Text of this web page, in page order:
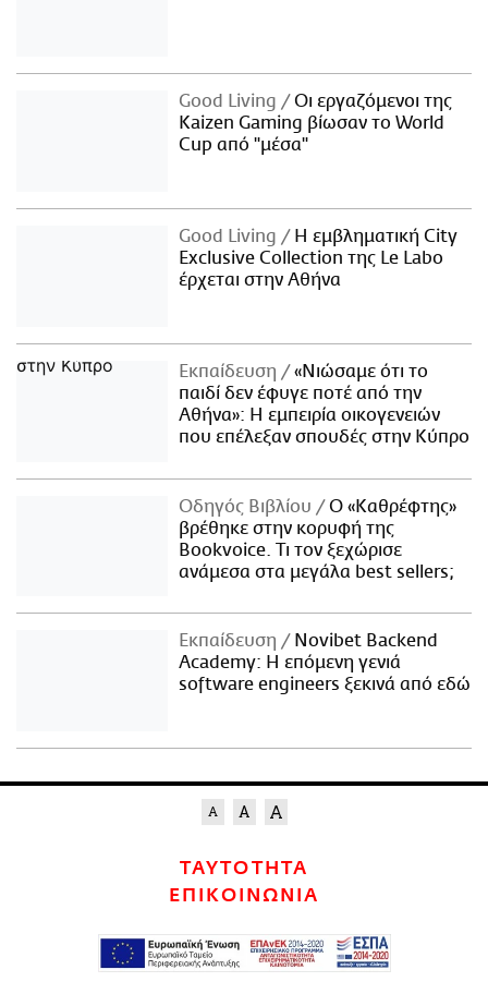
Good Living
Οι εργαζόμενοι της
Kaizen Gaming βίωσαν το World
Cup από "μέσα"
Good Living
Η εμβληματική City
Exclusive Collection της Le Labo
έρχεται στην Αθήνα
Εκπαίδευση
«Νιώσαμε ότι το
παιδί δεν έφυγε ποτέ από την
Αθήνα»: Η εμπειρία οικογενειών
που επέλεξαν σπουδές στην Κύπρο
Οδηγός Βιβλίου
Ο «Καθρέφτης»
βρέθηκε στην κορυφή της
Bookvoice. Τι τον ξεχώρισε
ανάμεσα στα μεγάλα best sellers;
Εκπαίδευση
Novibet Backend
Academy: Η επόμενη γενιά
software engineers ξεκινά από εδώ
ΤΑΥΤΟΤΗΤΑ
ΕΠΙΚΟΙΝΩΝΙΑ